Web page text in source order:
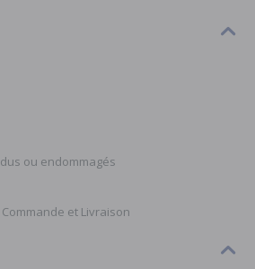
ou endommagés
et Livraison